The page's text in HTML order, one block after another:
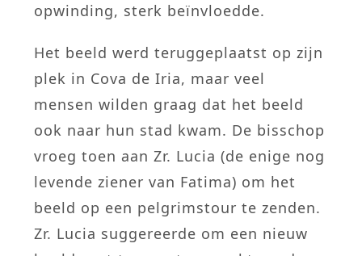
opwinding, sterk beïnvloedde.
Het beeld werd teruggeplaatst op zijn
plek in Cova de Iria, maar veel
mensen wilden graag dat het beeld
ook naar hun stad kwam. De bisschop
vroeg toen aan Zr. Lucia (de enige nog
levende ziener van Fatima) om het
beeld op een pelgrimstour te zenden.
Zr. Lucia suggereerde om een nieuw